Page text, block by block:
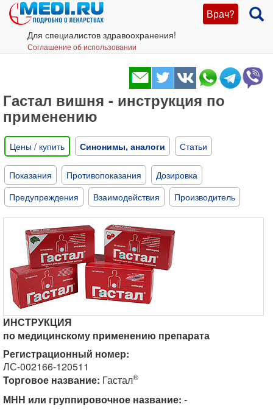
Врач?
Для специалистов здравоохранения!
Соглашение об использовании
Гастал вишня - инструкция по
применению
Цены / купить Синонимы, аналоги Статьи
Показания Противопоказания
Дозировка
Предупреждения
Взаимодействия Производитель
ИНСТРУКЦИЯ
по медицинскому применению препарата
Регистрационный номер:
ЛС-002166-120511
Торговое название: Гастал®
МНН или группировочное название: -